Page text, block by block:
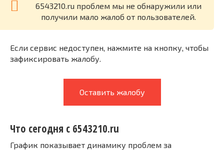
6543210.ru проблем мы не обнаружили или
получили мало жалоб от пользователей.
Если сервис недоступен, нажмите на кнопку, чтобы
зафиксировать жалобу.
Оставить жалобу
Что сегодня с 6543210.ru
График показывает динамику проблем за